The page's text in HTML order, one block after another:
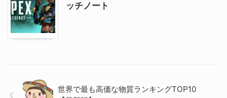
ッチノート
世界で最も高価な物質ランキングTOP10